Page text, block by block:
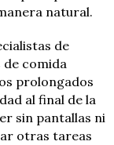
natural.
de
de comida
prolongados
al final de la
sin pantallas ni
otras tareas